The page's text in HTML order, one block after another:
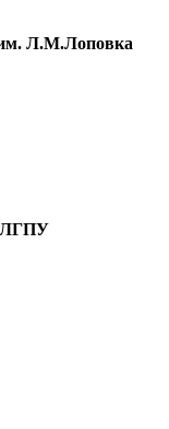
Л.М.Лоповка
ЛГПУ